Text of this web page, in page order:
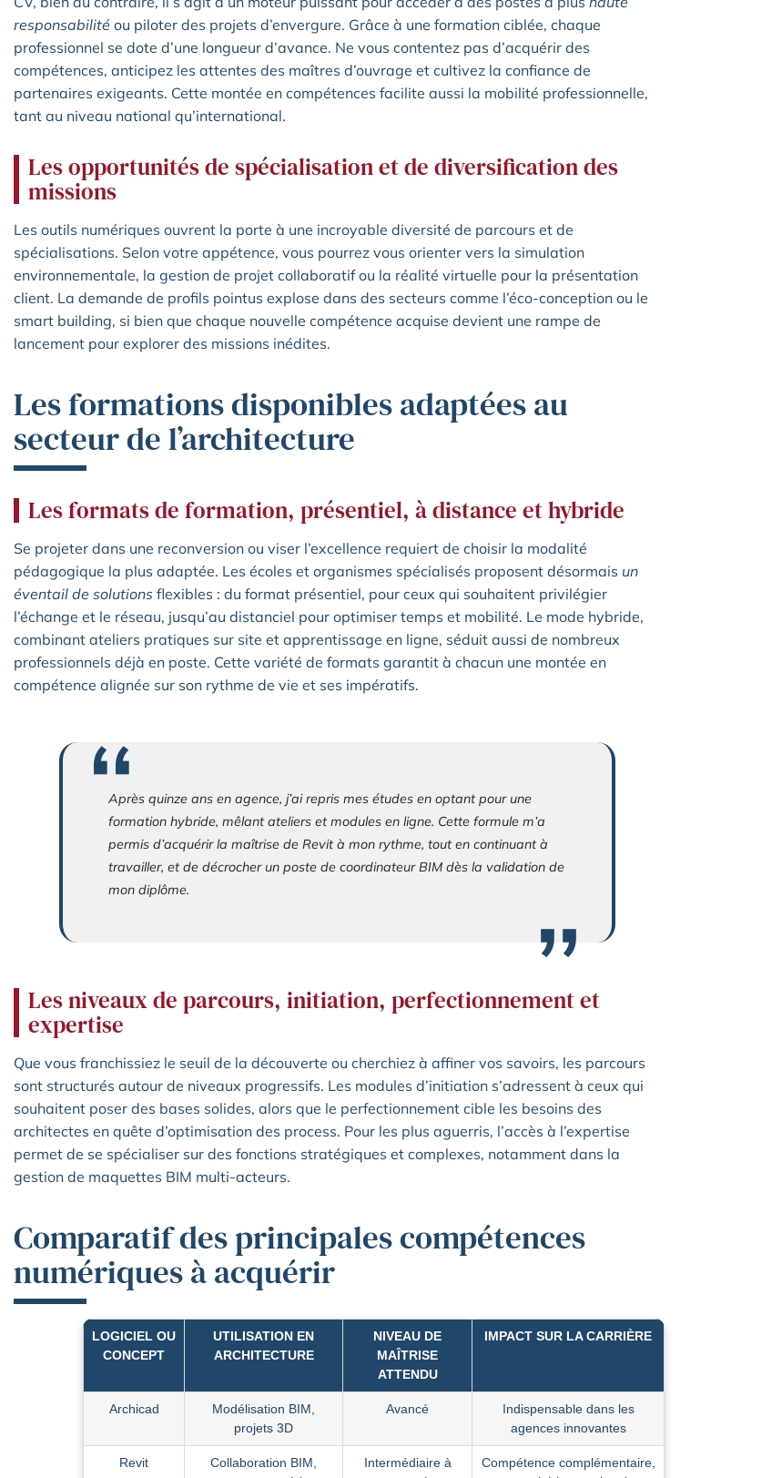
responsabilité ou piloter des projets d’envergure. Grâce à une formation ciblée, chaque
professionnel se dote d’une longueur d’avance. Ne vous contentez pas d’acquérir des
compétences, anticipez les attentes des maîtres d’ouvrage et cultivez la confiance de
partenaires exigeants. Cette montée en compétences facilite aussi la mobilité professionnelle,
tant au niveau national qu’international.
Les opportunités de spécialisation et de diversification des
missions
Les outils numériques ouvrent la porte à une incroyable diversité de parcours et de
spécialisations. Selon votre appétence, vous pourrez vous orienter vers la simulation
environnementale, la gestion de projet collaboratif ou la réalité virtuelle pour la présentation
client. La demande de profils pointus explose dans des secteurs comme l’éco-conception ou le
smart building, si bien que chaque nouvelle compétence acquise devient une rampe de
lancement pour explorer des missions inédites.
Les formations disponibles adaptées au
secteur de l’architecture
Les formats de formation, présentiel, à distance et hybride
Se projeter dans une reconversion ou viser l’excellence requiert de choisir la modalité
pédagogique la plus adaptée. Les écoles et organismes spécialisés proposent désormais un
éventail de solutions flexibles : du format présentiel, pour ceux qui souhaitent privilégier
l’échange et le réseau, jusqu’au distanciel pour optimiser temps et mobilité. Le mode hybride,
combinant ateliers pratiques sur site et apprentissage en ligne, séduit aussi de nombreux
professionnels déjà en poste. Cette variété de formats garantit à chacun une montée en
compétence alignée sur son rythme de vie et ses impératifs.
Après quinze ans en agence, j’ai repris mes études en optant pour une
formation hybride, mêlant ateliers et modules en ligne. Cette formule m’a
permis d’acquérir la maîtrise de Revit à mon rythme, tout en continuant à
travailler, et de décrocher un poste de coordinateur BIM dès la validation de
mon diplôme.
Les niveaux de parcours, initiation, perfectionnement et
expertise
Que vous franchissiez le seuil de la découverte ou cherchiez à affiner vos savoirs, les parcours
sont structurés autour de niveaux progressifs. Les modules d’initiation s’adressent à ceux qui
souhaitent poser des bases solides, alors que le perfectionnement cible les besoins des
architectes en quête d’optimisation des process. Pour les plus aguerris, l’accès à l’expertise
permet de se spécialiser sur des fonctions stratégiques et complexes, notamment dans la
gestion de maquettes BIM multi-acteurs.
Comparatif des principales compétences
numériques à acquérir
LOGICIEL OU
CONCEPT
UTILISATION EN
ARCHITECTURE
NIVEAU DE
MAÎTRISE
ATTENDU
IMPACT SUR LA CARRIÈRE
Archicad
Modélisation BIM,
projets 3D
Avancé
Indispensable dans les
agences innovantes
Revit
Collaboration BIM,
Intermédiaire à
Compétence complémentaire,